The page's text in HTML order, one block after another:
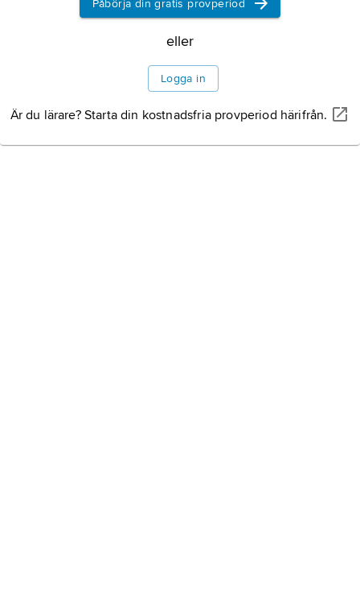
Information om artikeln
Påbörja din gratis provperiod
eller
Logga in
Är du lärare? Starta din kostnadsfria provperiod härifrån.